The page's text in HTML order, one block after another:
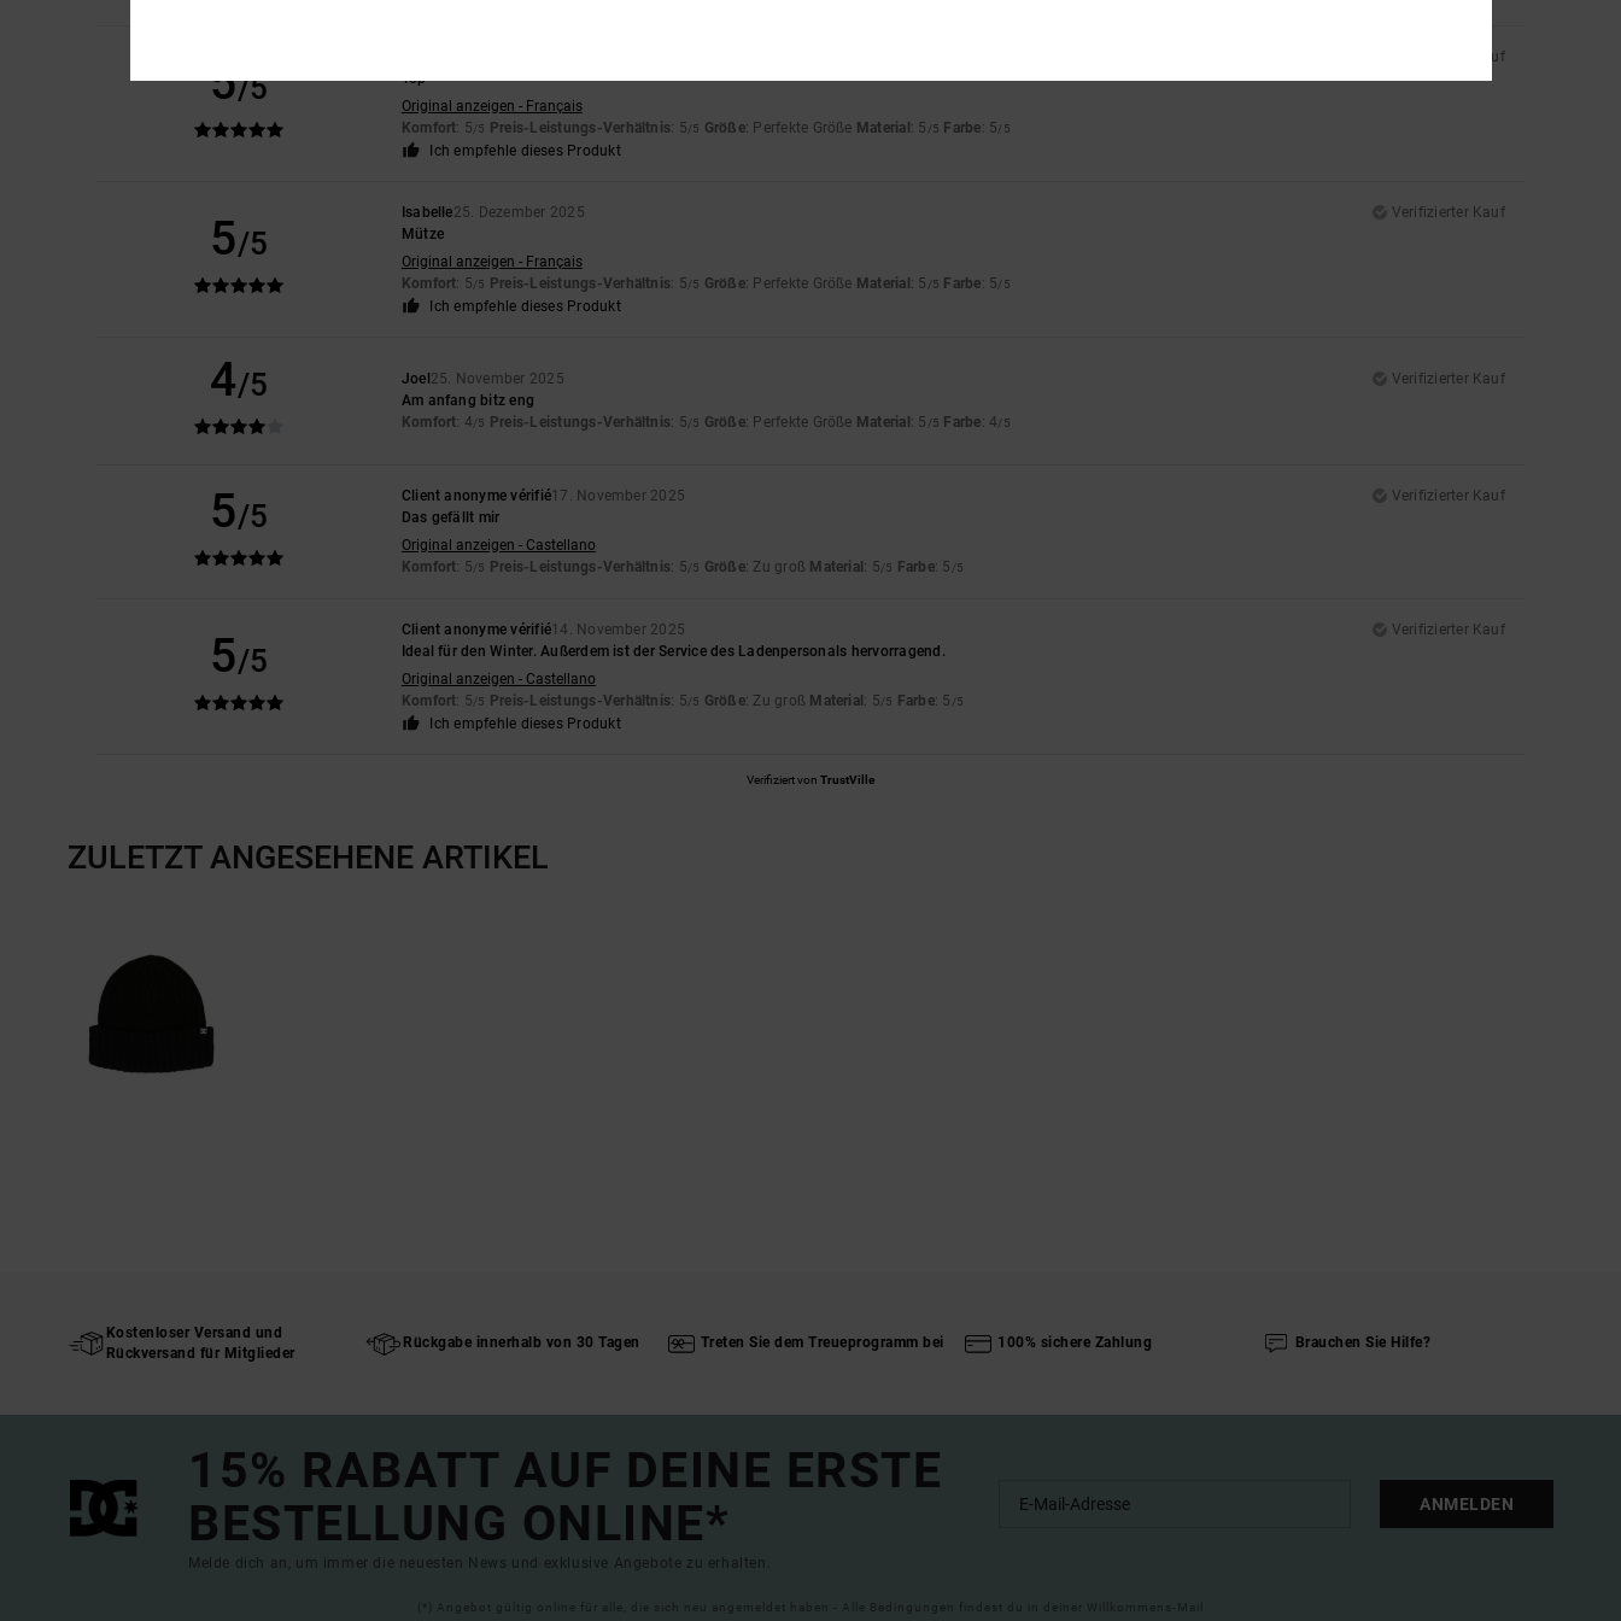
5/5
Verifizierter Kauf
Top
Original anzeigen - Français
Komfort: 5/5 Preis-Leistungs-Verhältnis: 5/5 Größe: Perfekte Größe Material : 5 /5 Farbe: 5/5
Ich empfehle dieses Produkt
5/5
Isabelle25. Dezember 2025
Verifizierter Kauf
Mütze
Original anzeigen - Français
Komfort: 5/5 Preis-Leistungs-Verhältnis: 5/5 Größe: Perfekte Größe Material : 5 /5 Farbe: 5/5
Ich empfehle dieses Produkt
4/5 Joel 25. November 2025
Verifizierter Kauf
Am anfang bitz eng
Komfort: 4/5 Preis-Leistungs-Verhältnis: 5/5 Größe: Perfekte Größe Material : 5 /5 Farbe: 4/5
5/5
Client anonyme vérifié17. November 2025
Verifizierter Kauf
Das gefällt mir
Original anzeigen - Castellano
Komfort: 5/5 Preis-Leistungs-Verhältnis: 5/5 Größe: Zu groß Material : 5/5 Farbe: 5 /5
5/5
Client anonyme vérifié14. November 2025
Verifizierter Kauf
Ideal für den Winter. Außerdem ist der Service des Ladenpersonals hervorragend.
Original anzeigen - Castellano
Komfort: 5/5 Preis-Leistungs-Verhältnis: 5/5 Größe: Zu groß Material : 5/5 Farbe: 5 /5
Ich empfehle dieses Produkt
Verifiziert von TrustVille
ZULETZT ANGESEHENE ARTIKEL
Kostenloser Versand und
Rückversand für Mitglieder
Rückgabe innerhalb von 30 Tagen Treten Sie dem Treueprogramm bei 100% sichere Zahlung Brauchen Sie Hilfe?
15% RABATT AUF DEINE ERSTE
BESTELLUNG ONLINE*
Melde dich an, um immer die neuesten News und exklusive Angebote zu erhalten.
ANMELDEN
(*) Angebot gültig online für alle, die sich neu angemeldet haben - Alle Bedingungen findest du in deiner Willkommens-Mail